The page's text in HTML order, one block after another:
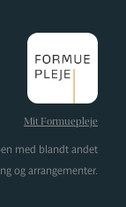
Mit Formuepleje
med blandt andet
og arrangementer.